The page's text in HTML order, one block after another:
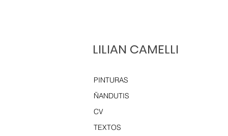
LILIAN CAMELLI
PINTURAS
ÑANDUTIS
CV
TEXTOS